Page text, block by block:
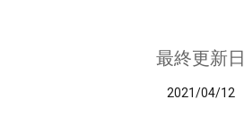
最終更新日
2021/04/12